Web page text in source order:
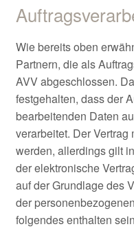
Wie bereits oben
Partnern, die als
AVV abgeschlossen.
festgehalten, dass der
bearbeitenden Daten
verarbeitet. Der
werden, allerdings gilt
der elektronische
auf der Grundlage des
der
folgendes enthalten